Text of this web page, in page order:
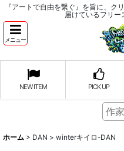
『アートで自由を繋ぐ』を旨に、ク
届けているフリー
メニュー
NEW ITEM PICK UP
ホーム > DAN > winterキイロ-DAN